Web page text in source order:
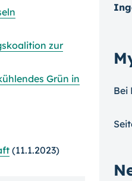
zur
Grün in
(11.1.2023)
Bei